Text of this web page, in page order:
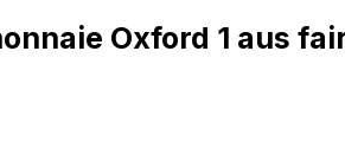
Oxford 1 aus